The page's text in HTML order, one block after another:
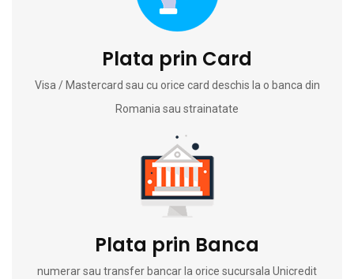
Plata prin Card
Visa / Mastercard sau cu orice card deschis la o banca din
Romania sau strainatate
Plata prin Banca
numerar sau transfer bancar la orice sucursala Unicredit